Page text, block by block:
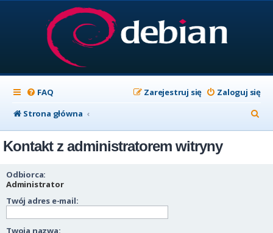
FAQ Zaloguj się
Zarejestruj się
Strona główna
z
Kontakt z administratorem witryny
Odbiorca:
Administrator
Twój adres e-mail:
Twoja nazwa: